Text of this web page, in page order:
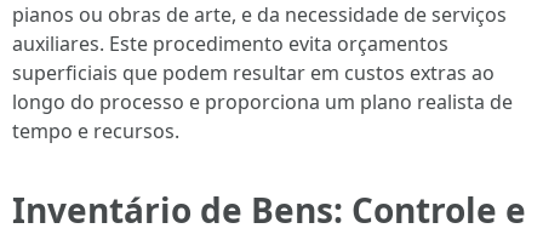
pianos ou obras de arte, e da necessidade de serviços
auxiliares. Este procedimento evita orçamentos
superficiais que podem resultar em custos extras ao
longo do processo e proporciona um plano realista de
tempo e recursos.
Inventário de Bens: Controle e